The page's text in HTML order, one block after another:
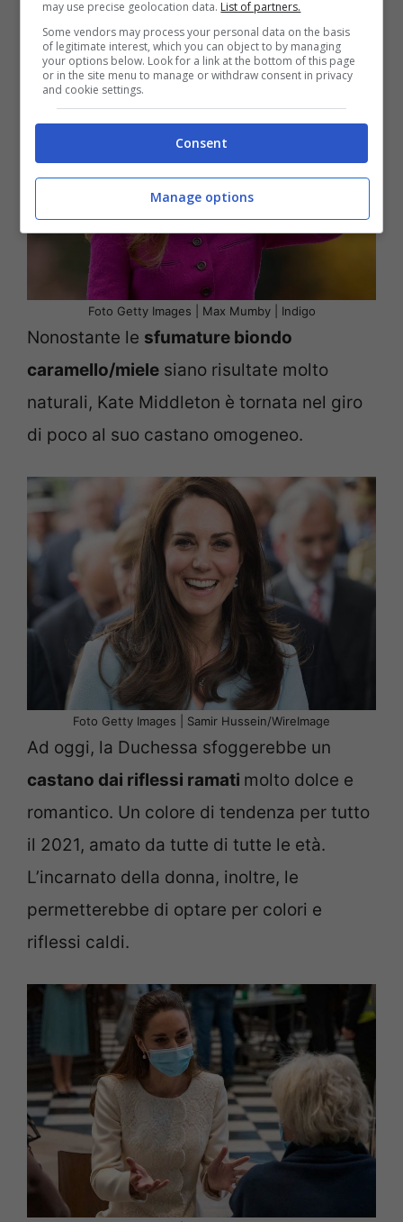
bionde e
luminose dalla nuance caramello.
Foto Getty Images | Max Mumby | Indigo
Nonostante le sfumature biondo
caramello/miele siano risultate molto
naturali, Kate Middleton è tornata nel giro
di poco al suo castano omogeneo.
Foto Getty Images | Samir Hussein/WireImage
Ad oggi, la Duchessa sfoggerebbe un
castano dai riflessi ramati molto dolce e
romantico. Un colore di tendenza per tutto
il 2021, amato da tutte di tutte le età.
L’incarnato della donna, inoltre, le
permetterebbe di optare per colori e
riflessi caldi.
may use precise geolocation data. List of partners.
Some vendors may process your personal data on the basis
of legitimate interest, which you can object to by managing
your options below. Look for a link at the bottom of this page
or in the site menu to manage or withdraw consent in privacy
and cookie settings.
Consent
Manage options